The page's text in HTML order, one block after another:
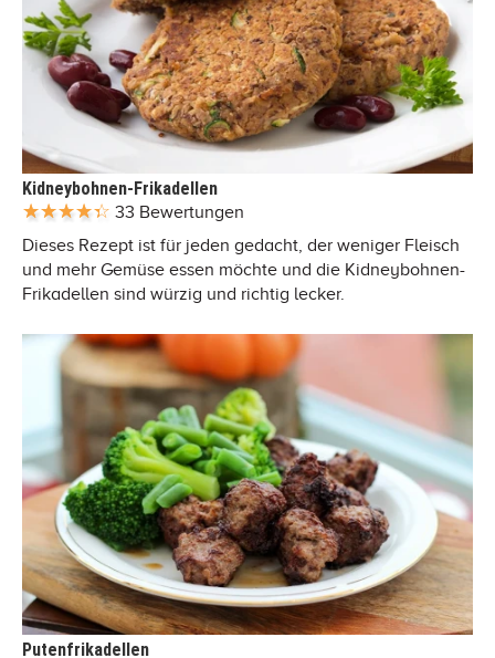
Kidneybohnen-Frikadellen
33 Bewertungen
Dieses Rezept ist für jeden gedacht, der weniger Fleisch
und mehr Gemüse essen möchte und die Kidneybohnen-
Frikadellen sind würzig und richtig lecker.
Putenfrikadellen